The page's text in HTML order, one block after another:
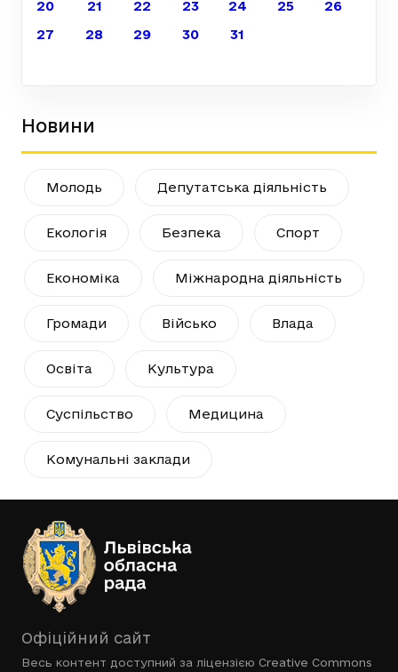
20
21 22 23 24 25
26
27
28 29 30 31
Новини
Молодь Депутатська діяльність
Екологія Безпека Спорт
Економіка Міжнародна діяльність
Громади Військо Влада
Освіта Культура
Суспільство Медицина
Комунальні заклади
Офіційний сайт
Весь контент доступний за ліцензією Creative Commons